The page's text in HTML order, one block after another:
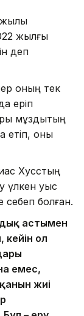
жылы
жылғы
деп
оның тек
еріп
мұздықтың
етіп, оны
Хусстың
қуыс
себеп болған.
астымен
кейін ол
емес,
жиі